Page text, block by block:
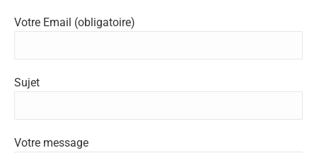
Votre Email (obligatoire)
Sujet
Votre message